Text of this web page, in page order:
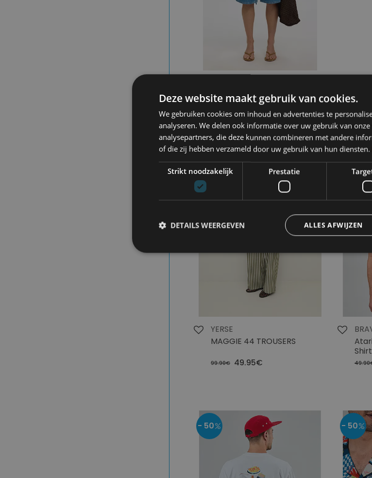
SLFTENNA MW BERMUDA
DENIM SHORTS
79.99€ 39.99€
EX
YERSE
MAGGIE 44 TROUSERS
99.90€ 49.95€
- 50
Shirt
- 50 - 50
Deze website maakt gebruik van cookies.
We gebruiken cookies om inhoud en advertenties te
analyseren. We delen ook informatie over uw gebruik van
analysepartners, die deze kunnen combineren met andere
of die zij hebben verzameld door uw gebruik van hun diensten.
Strikt noodzakelijk Prestatie
ALLES AFWIJZEN
DETAILS WEERGEVEN